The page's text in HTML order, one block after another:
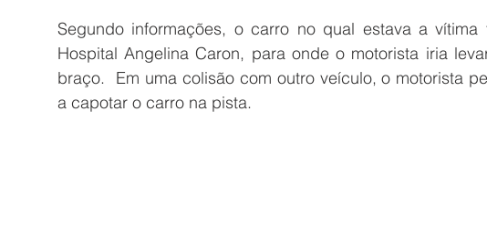
Segundo informações, o carro no qual estava a
Hospital Angelina Caron, para onde o motorista iria
braço.  Em uma colisão com outro veículo, o motorista
a capotar o carro na pista.